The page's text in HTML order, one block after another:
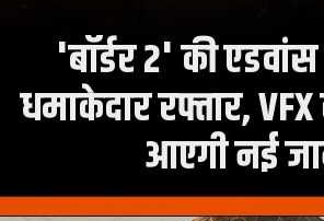
'बॉर्डर 2' की
धमाकेदार रफ्तार,
आएगी नई